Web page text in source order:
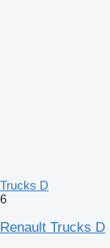
Trucks D
6
Renault Trucks D